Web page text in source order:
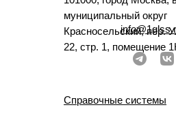
муниципальный округ
Красносельский, пер.
22, стр. 1, помещение
Справочные системы